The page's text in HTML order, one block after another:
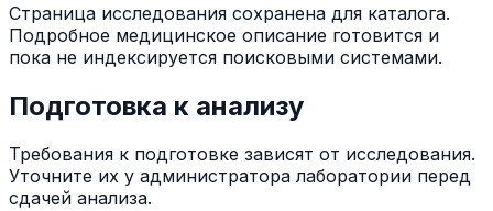
Страница исследования сохранена для каталога.
Подробное медицинское описание готовится и
пока не индексируется поисковыми системами.
Подготовка к анализу
Требования к подготовке зависят от исследования.
Уточните их у администратора лаборатории перед
сдачей анализа.